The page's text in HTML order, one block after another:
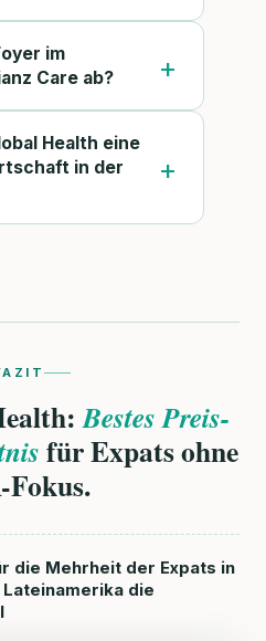
im
Care ab?
Health eine
in der
Bestes Preis-
für Expats ohne
Fokus.
die Mehrheit der Expats in
die